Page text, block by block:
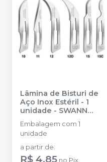
Lâmina de Bisturi de
Aço Inox Estéril - 1
unidade - SWANN
MORTON
Embalagem com 1
unidade
a partir de:
R$ 4,85 no Pix